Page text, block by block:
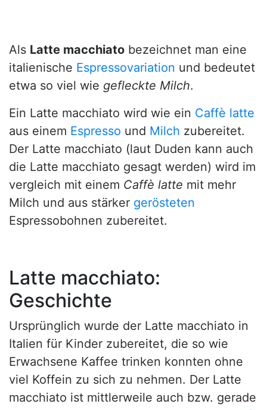
Als Latte macchiato bezeichnet man eine
italienische Espressovariation und bedeutet
etwa so viel wie gefleckte Milch.
Ein Latte macchiato wird wie ein Caffè latte
aus einem Espresso und Milch zubereitet.
Der Latte macchiato (laut Duden kann auch
die Latte macchiato gesagt werden) wird im
vergleich mit einem Caffè latte mit mehr
Milch und aus stärker gerösteten
Espressobohnen zubereitet.
Latte macchiato:
Geschichte
Ursprünglich wurde der Latte macchiato in
Italien für Kinder zubereitet, die so wie
Erwachsene Kaffee trinken konnten ohne
viel Koffein zu sich zu nehmen. Der Latte
macchiato ist mittlerweile auch bzw. gerade